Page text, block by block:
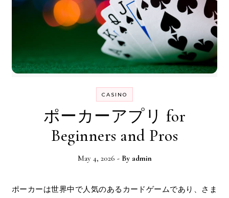
CASINO
ポーカーアプリ for
Beginners and Pros
May 4, 2026 - By admin
ポーカーは世界中で人気のあるカードゲームであり、さま